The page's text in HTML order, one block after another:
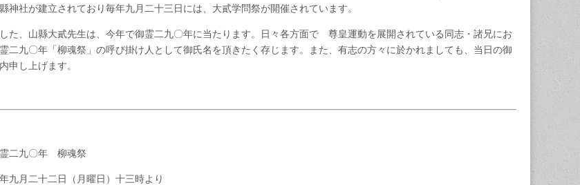
神社が建立されており毎年九月二十三日には、大貳学問祭が開催されています。
た、山縣大貳先生は、今年で御霊二九〇年に当たります。日々各方面で 尊皇運動を展開されている同志・諸兄にお
二九〇年「柳魂祭」の呼び掛け人として御氏名を頂きたく存じます。また、有志の方々に於かれましても、当日の御
申し上げます。
二九〇年 柳魂祭
九月二十二日（月曜日）十三時より